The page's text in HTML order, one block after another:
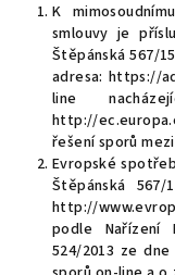
K
smlouvy je
Štěpánská 567/
adresa: https://
line
http://
řešení sporů
Evropské
Štěpánská
http://
podle Nařízení
524/2013 ze